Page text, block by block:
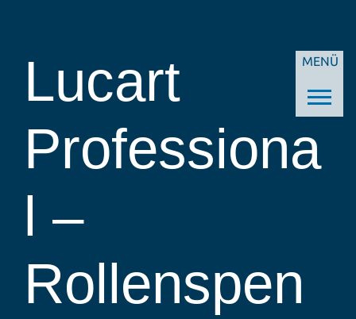
MENÜ
Lucart
Professiona
l –
Rollenspen